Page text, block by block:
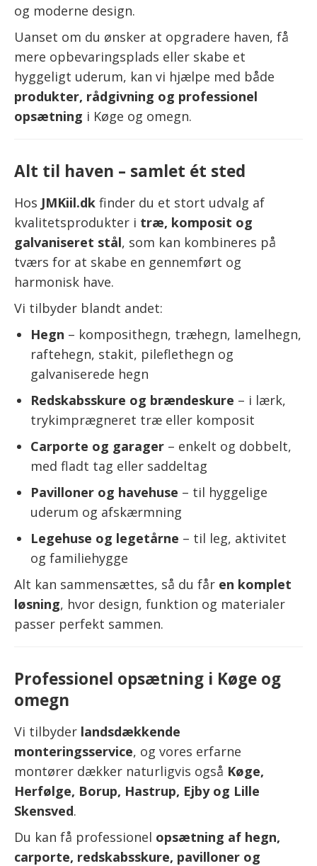
og moderne design.
Uanset om du ønsker at opgradere haven, få
mere opbevaringsplads eller skabe et
hyggeligt uderum, kan vi hjælpe med både
produkter, rådgivning og professionel
opsætning i Køge og omegn.
Alt til haven – samlet ét sted
Hos JMKiil.dk finder du et stort udvalg af
kvalitetsprodukter i træ, komposit og
galvaniseret stål, som kan kombineres på
tværs for at skabe en gennemført og
harmonisk have.
Vi tilbyder blandt andet:
Hegn – komposithegn, træhegn, lamelhegn,
raftehegn, stakit, pileflethegn og
galvaniserede hegn
Redskabsskure og brændeskure – i lærk,
trykimprægneret træ eller komposit
Carporte og garager– enkelt og dobbelt,
med fladt tag eller saddeltag
Pavilloner og havehuse – til hyggelige
uderum og afskærmning
Legehuse og legetårne – til leg, aktivitet
og familiehygge
Alt kan sammensættes, så du får en komplet
løsning, hvor design, funktion og materialer
passer perfekt sammen.
Professionel opsætning i Køge og
omegn
Vi tilbyder landsdækkende
monteringsservice, og vores erfarne
montører dækker naturligvis også Køge,
Herfølge, Borup, Hastrup, Ejby og Lille
Skensved.
Du kan få professionel opsætning af hegn,
carporte, redskabsskure, pavilloner og